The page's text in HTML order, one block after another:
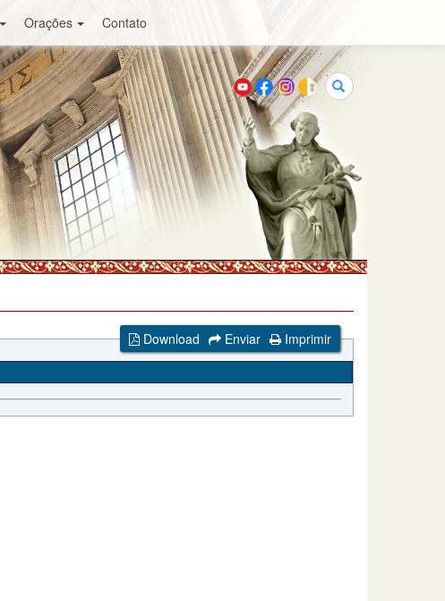
Orações Contato
Buscar
Download Enviar
Imprimir